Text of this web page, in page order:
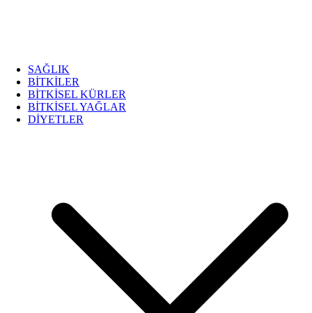
SAĞLIK
BİTKİLER
BİTKİSEL KÜRLER
BİTKİSEL YAĞLAR
DİYETLER